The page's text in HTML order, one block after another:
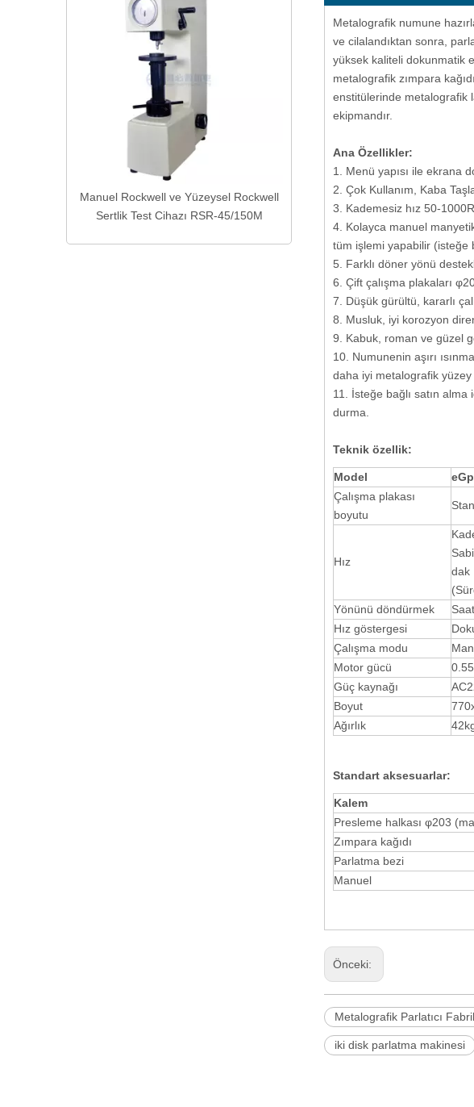
Manuel Rockwell ve Yüzeysel Rockwell
Sertlik Test Cihazı RSR-45/150M
Alanı Rockwell Sertlik Test
150TH
Metalografik numune
ve cilalandıktan sonra,
yüksek kaliteli dokunmatik
metalografik zımpara
enstitülerinde metalografik
ekipmandır.
Ana Özellikler:
1. Menü yapısı ile ekrana
2. Çok Kullanım, Kaba
3. Kademesiz hız 50-
4. Kolayca manuel
tüm işlemi yapabilir (isteğe
5. Farklı döner yönü
6. Çift çalışma plakaları
7. Düşük gürültü, kararlı
8. Musluk, iyi korozyon
9. Kabuk, roman ve güzel
10. Numunenin aşırı
daha iyi metalografik yüzey
11. İsteğe bağlı satın
durma.
Teknik özellik:
Model e
Çalışma plakası
boyutu
Hız
dak
Yönünü döndürmek
Hız göstergesi
Çalışma modu
Motor gücü
Güç kaynağı
Boyut
Ağırlık
Standart aksesuarlar:
Kalem
Presleme halkası φ203
Zımpara kağıdı
Parlatma bezi
Manuel
Önceki:
Metalografik Parlatıcı
iki disk parlatma makinesi